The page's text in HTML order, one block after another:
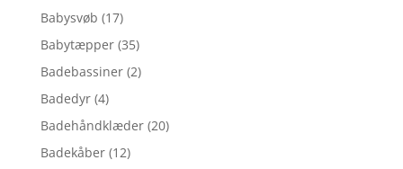
Babysvøb (17)
Babytæpper (35)
Badebassiner (2)
Badedyr (4)
Badehåndklæder (20)
Badekåber (12)